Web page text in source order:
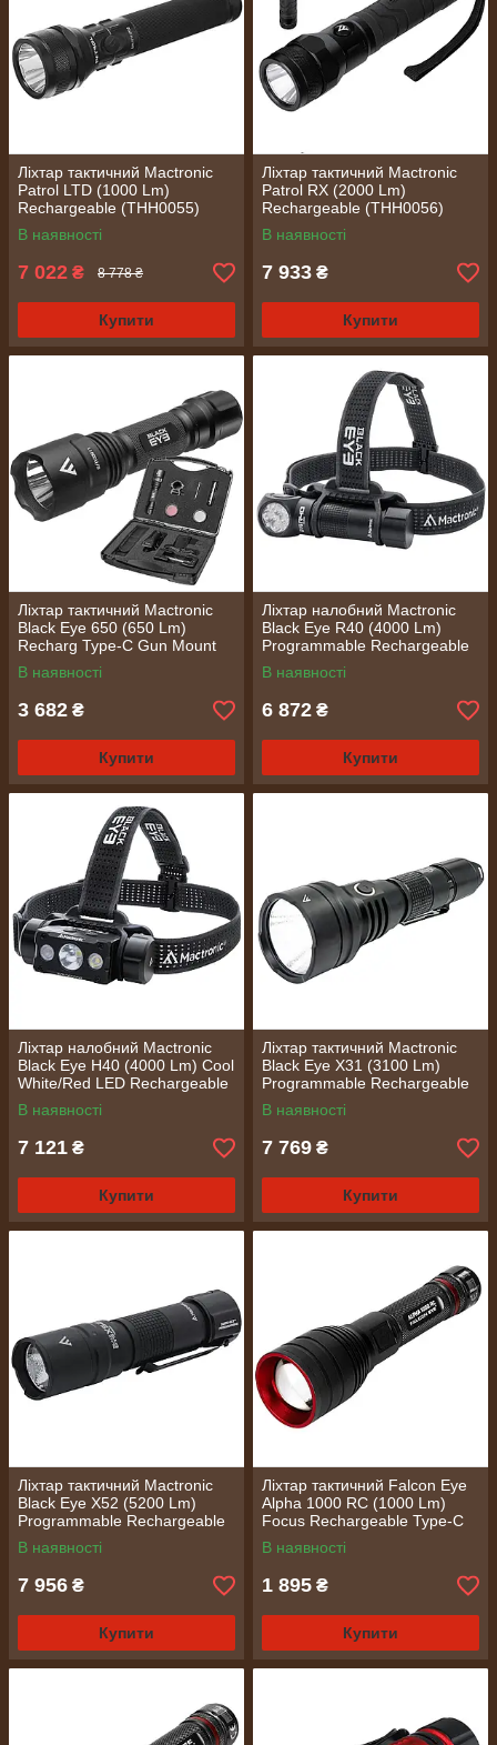
Ліхтар тактичний Mactronic
Patrol LTD (1000 Lm)
Rechargeable (THH0055)
В наявності
7 022 ₴ 8 778 ₴
Купити
Ліхтар тактичний Mactronic
Patrol RX (2000 Lm)
Rechargeable (THH0056)
В наявності
7 933 ₴
Купити
Ліхтар тактичний Mactronic
Black Eye 650 (650 Lm)
Recharg Type-C Gun Mount
RGB Kit (L-MX532L-RC/SET3)
В наявності
3 682 ₴
Купити
Ліхтар налобний Mactronic
Black Eye R40 (4000 Lm)
Programmable Rechargeable
Type-C (THL0060)
В наявності
6 872 ₴
Купити
Ліхтар налобний Mactronic
Black Eye H40 (4000 Lm) Cool
White/Red LED Rechargeable
Type-C (THL0061)
В наявності
7 121 ₴
Купити
Ліхтар тактичний Mactronic
Black Eye X31 (3100 Lm)
Programmable Rechargeable
Type-C (THH0081)
В наявності
7 769 ₴
Купити
Ліхтар тактичний Mactronic
Black Eye X52 (5200 Lm)
Programmable Rechargeable
Type-C (THH0080)
В наявності
7 956 ₴
Купити
Ліхтар тактичний Falcon Eye
Alpha 1000 RC (1000 Lm)
Focus Rechargeable Type-C
(FHH0122)
В наявності
1 895 ₴
Купити